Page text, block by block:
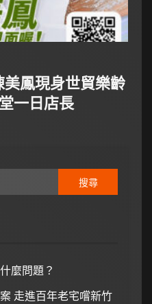
鳳現身世貿樂齡
一日店長
麼問題？
走進百年老宅嚐新竹